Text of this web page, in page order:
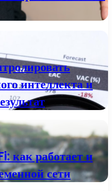
интеллекта и
как работает и
сети